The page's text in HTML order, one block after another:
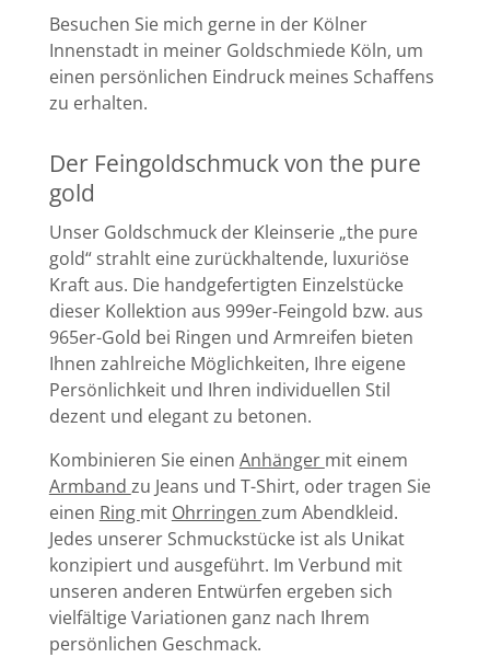
Besuchen Sie mich gerne in der Kölner
Innenstadt in meiner Goldschmiede Köln, um
einen persönlichen Eindruck meines Schaffens
zu erhalten.
Der Feingoldschmuck von the pure
gold
Unser Goldschmuck der Kleinserie „the pure
gold“ strahlt eine zurückhaltende, luxuriöse
Kraft aus. Die handgefertigten Einzelstücke
dieser Kollektion aus 999er-Feingold bzw. aus
965er-Gold bei Ringen und Armreifen bieten
Ihnen zahlreiche Möglichkeiten, Ihre eigene
Persönlichkeit und Ihren individuellen Stil
dezent und elegant zu betonen.
Kombinieren Sie einen Anhänger mit einem
Armband zu Jeans und T-Shirt, oder tragen Sie
einen Ring mit Ohrringen zum Abendkleid.
Jedes unserer Schmuckstücke ist als Unikat
konzipiert und ausgeführt. Im Verbund mit
unseren anderen Entwürfen ergeben sich
vielfältige Variationen ganz nach Ihrem
persönlichen Geschmack.